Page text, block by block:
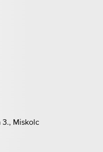
3., Miskolc